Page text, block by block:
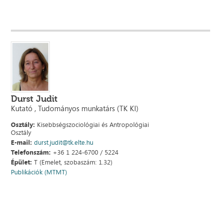
Durst Judit
Kutató , Tudományos munkatárs (TK KI)
Osztály: Kisebbségszociológiai és Antropológiai
Osztály
E-mail: durst.judit@tk.elte.hu
Telefonszám: +36 1 224-6700 / 5224
Épület: T (Emelet, szobaszám: 1.32)
Publikációk (MTMT)